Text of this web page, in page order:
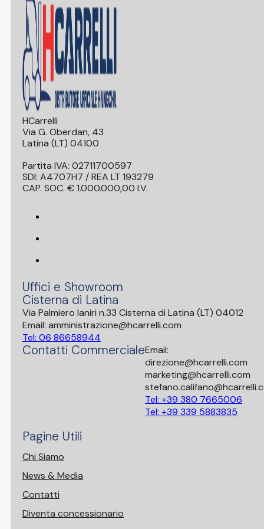
HCarrelli
Via G. Oberdan, 43
Latina (LT) 04100
Partita IVA: 02711700597
SDI: A4707H7 / REA LT 193279
CAP. SOC. € 1.000.000,00 I.V.
Uffici e Showroom
Cisterna di Latina
Via Palmiero Ianiri n.33 Cisterna di Latina (LT) 04012
Email: amministrazione@hcarrelli.com
Tel: 06 86658944
Contatti CommercialeEmail:
direzione@hcarrelli.com
marketing@hcarrelli.com
Tel: +39 380 7665006
Tel: +39 339 5883835
Pagine Utili
Chi Siamo
News & Media
Contatti
Diventa concessionario